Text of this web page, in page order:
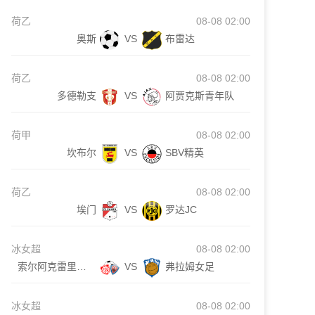
荷乙
08-08 02:00
奥斯
VS 布雷达
荷乙
08-08 02:00
多德勒支
VS 阿贾克斯青年队
荷甲
08-08 02:00
坎布尔
VS SBV精英
荷乙
08-08 02:00
埃门
VS 罗达JC
冰女超
08-08 02:00
VS 弗拉姆女足
冰女超 08-08 02:00